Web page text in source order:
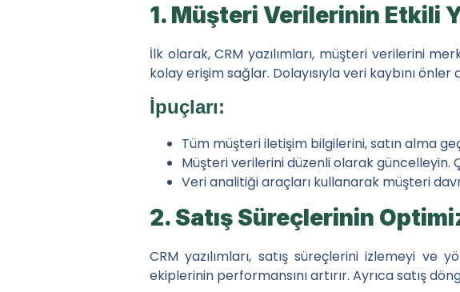
1. Kullanıcı Dostu Arayüz
İpuçları:
2. Entegrasyon Yeteneği
3. Özelleştirme ve Ölçeklenebilirlik
İpuçları:
4. Güvenlik ve Veri Koruma
İpuçları:
CRM Yazılımının Uygulanması ve Eğitimi
1. Müşteri Verilerinin Etkili
İlk olarak, CRM yazılımları, müşteri verilerini
kolay erişim sağlar. Dolayısıyla veri kaybını
İpuçları:
Tüm müşteri iletişim bilgilerini, satın alma
Müşteri verilerini düzenli olarak güncelleyin.
Veri analitiği araçları kullanarak müşteri
2. Satış Süreçlerinin
CRM yazılımları, satış süreçlerini izlemeyi ve
ekiplerinin performansını artırır. Ayrıca satış